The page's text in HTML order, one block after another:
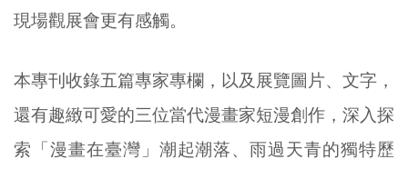
現場觀展會更有感觸。
本專刊收錄五篇專家專欄，以及展覽圖片、文字，
還有趣緻可愛的三位當代漫畫家短漫創作，深入探
索「漫畫在臺灣」潮起潮落、雨過天青的獨特歷